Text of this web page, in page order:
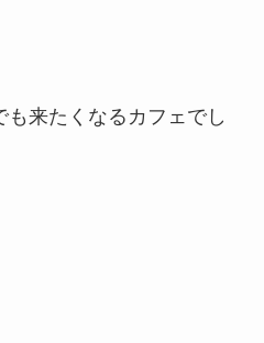
来たくなるカフェでし